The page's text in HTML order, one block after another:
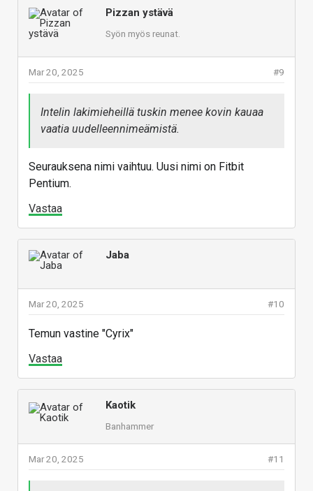
Pizzan ystävä
Syön myös reunat.
#9
Mar 20, 2025
Intelin lakimieheillä tuskin menee kovin kauaa
vaatia uudelleennimeämistä.
Seurauksena nimi vaihtuu. Uusi nimi on Fitbit
Pentium.
Vastaa
Jaba
#10
Mar 20, 2025
Temun vastine "Cyrix"
Vastaa
Kaotik
Banhammer
#11
Mar 20, 2025